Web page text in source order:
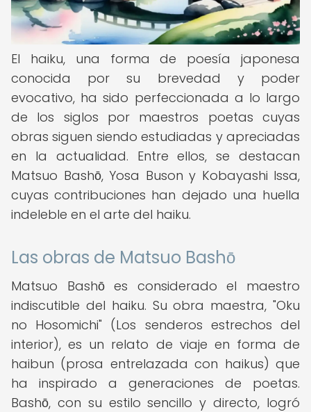
El haiku, una forma de poesía japonesa
conocida por su brevedad y poder
evocativo, ha sido perfeccionada a lo largo
de los siglos por maestros poetas cuyas
obras siguen siendo estudiadas y apreciadas
en la actualidad. Entre ellos, se destacan
Matsuo Bashō, Yosa Buson y Kobayashi Issa,
cuyas contribuciones han dejado una huella
indeleble en el arte del haiku.
Las obras de Matsuo Bashō
Matsuo Bashō es considerado el maestro
indiscutible del haiku. Su obra maestra, "Oku
no Hosomichi" (Los senderos estrechos del
interior), es un relato de viaje en forma de
haibun (prosa entrelazada con haikus) que
ha inspirado a generaciones de poetas.
Bashō, con su estilo sencillo y directo, logró